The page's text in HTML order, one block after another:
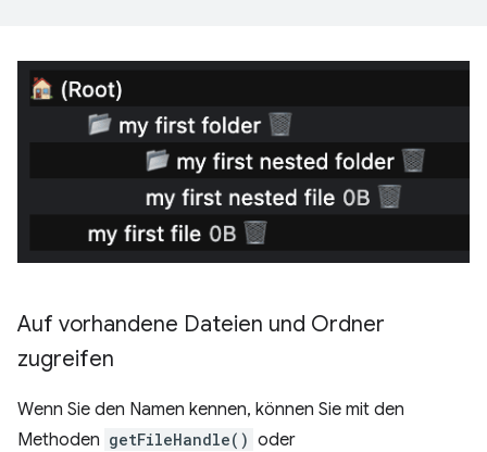
Auf vorhandene Dateien und Ordner
zugreifen
Wenn Sie den Namen kennen, können Sie mit den
Methoden getFileHandle() oder